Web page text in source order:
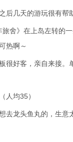
后几天的游玩很有帮
舍》在上岛左转的
热啊～
很好客，亲自来接
人均35）
去龙头鱼丸的，生